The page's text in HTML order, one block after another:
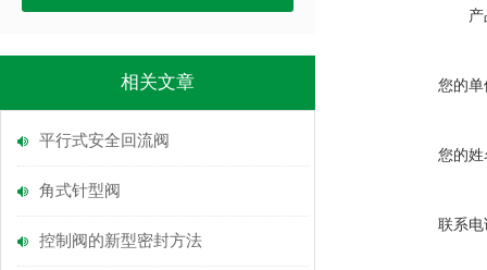
相关文章
平行式安全回流阀
角式针型阀
控制阀的新型密封方法
您的单
您的姓
联系电